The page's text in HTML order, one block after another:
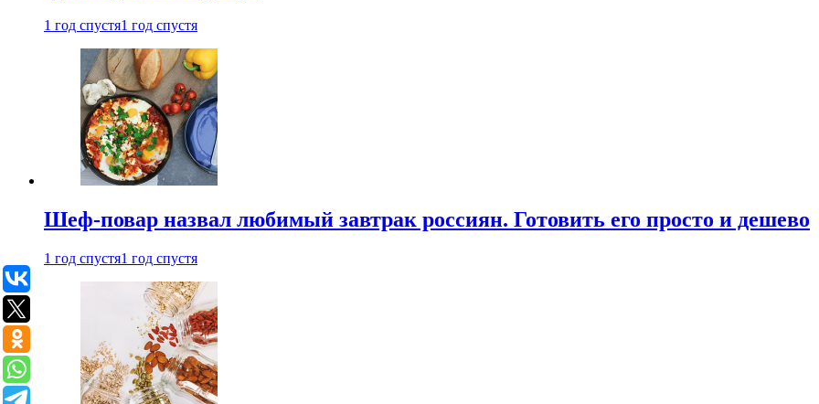
1 год спустя1 год спустя
Шеф-повар назвал любимый завтрак россиян. Готовить его просто и дешево
1 год спустя1 год спустя